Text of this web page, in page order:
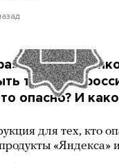
и других
только в
опасно? И
для тех, кто
«Яндекса»